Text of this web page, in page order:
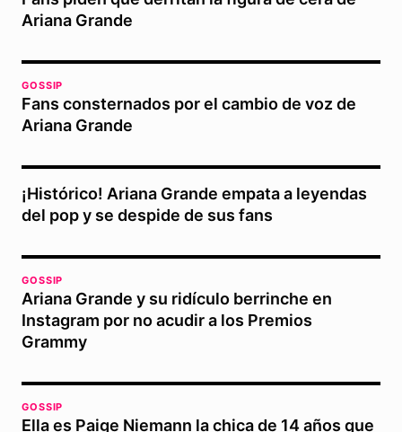
Ariana Grande
GOSSIP
Fans consternados por el cambio de voz de
Ariana Grande
¡Histórico! Ariana Grande empata a leyendas
del pop y se despide de sus fans
GOSSIP
Ariana Grande y su ridículo berrinche en
Instagram por no acudir a los Premios
Grammy
GOSSIP
Ella es Paige Niemann la chica de 14 años que